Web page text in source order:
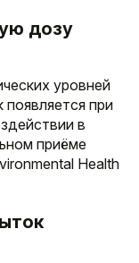
дозу
уровней
появляется при
в
приёме
Health